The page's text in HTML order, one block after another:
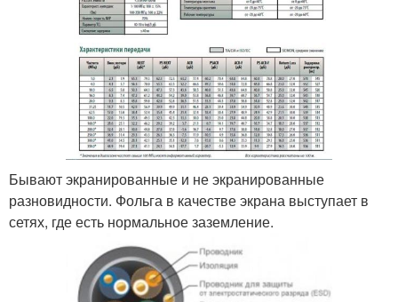
Бывают экранированные и не экранированные
разновидности. Фольга в качестве экрана выступает в
сетях, где есть нормальное заземление.